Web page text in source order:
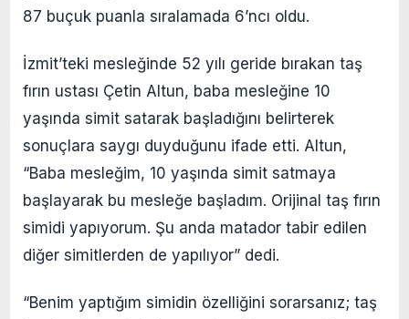
87 buçuk puanla sıralamada 6’ncı oldu.
İzmit’teki mesleğinde 52 yılı geride bırakan taş
fırın ustası Çetin Altun, baba mesleğine 10
yaşında simit satarak başladığını belirterek
sonuçlara saygı duyduğunu ifade etti. Altun,
“Baba mesleğim, 10 yaşında simit satmaya
başlayarak bu mesleğe başladım. Orijinal taş fırın
simidi yapıyorum. Şu anda matador tabir edilen
diğer simitlerden de yapılıyor” dedi.
“Benim yaptığım simidin özelliğini sorarsanız; taş